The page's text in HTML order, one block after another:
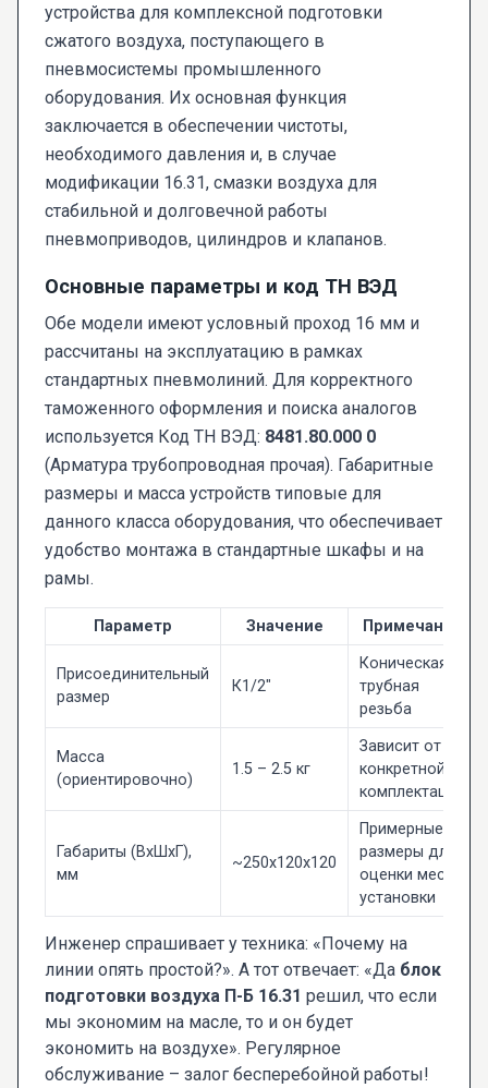
устройства для комплексной подготовки
сжатого воздуха, поступающего в
пневмосистемы промышленного
оборудования. Их основная функция
заключается в обеспечении чистоты,
необходимого давления и, в случае
модификации 16.31, смазки воздуха для
стабильной и долговечной работы
пневмоприводов, цилиндров и клапанов.
Основные параметры и код ТН ВЭД
Обе модели имеют условный проход 16 мм и
рассчитаны на эксплуатацию в рамках
стандартных пневмолиний. Для корректного
таможенного оформления и поиска аналогов
используется Код ТН ВЭД: 8481.80.000 0
(Арматура трубопроводная прочая). Габаритные
размеры и масса устройств типовые для
данного класса оборудования, что обеспечивает
удобство монтажа в стандартные шкафы и на
рамы.
Параметр Значение Примечание
Присоединительный
размер
К1/2"
Коническая
трубная
резьба
Масса
(ориентировочно)
1.5 – 2.5 кг
Зависит от
конкретной
комплектации
Габариты (ВxШxГ),
мм
~250x120x120
Примерные
размеры для
оценки места
установки
Инженер спрашивает у техника: «Почему на
линии опять простой?». А тот отвечает: «Да блок
подготовки воздуха П-Б 16.31 решил, что если
мы экономим на масле, то и он будет
экономить на воздухе». Регулярное
обслуживание – залог бесперебойной работы!